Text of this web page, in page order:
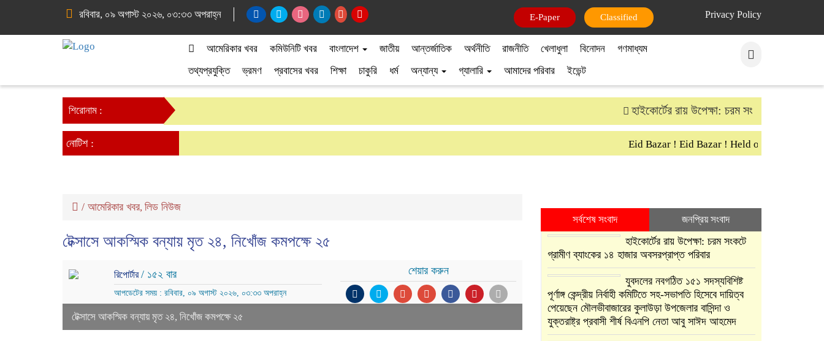
রবিবার, ০৯ অগাস্ট ২০২৬, ০৩:৩৩ অপরাহ্ন Privacy Policy
E-Paper Classified
আমেরিকার খবর কমিউনিটি খবর বাংলাদেশ জাতীয় আন্তর্জাতিক অর্থনীতি রাজনীতি খেলাধুলা বিনোদন
গণমাধ্যম
তথ্যপ্রযুক্তি
ভ্রমণ প্রবাসের খবর শিক্ষা চাকুরি ধর্ম অন্যান্য গ্যালারি আমাদের পরিবার ইভেন্ট
শিরোনাম : হাইকোর্টের রায় উপেক্ষা: চরম সংকটে গ্রামীণ
নোটিশ : Eid Bazar ! Eid Bazar ! Held on 30th March
/ আমেরিকার খবর, লিড নিউজ
টেক্সাসে আকস্মিক বন্যায় মৃত ২৪, নিখোঁজ কমপক্ষে ২৫
রিপোর্টার/ ১৫২ বার
আপডেটের সময় : রবিবার, ০৯ অগাস্ট ২০২৬, ০৩:৩৩ অপরাহ্ন
শেয়ার করুন
টেক্সাসে আকস্মিক বন্যায় মৃত ২৪, নিখোঁজ কমপক্ষে ২৫
সর্বশেষ সংবাদ জনপ্রিয় সংবাদ
হাইকোর্টের রায় উপেক্ষা: চরম সংকটে
গ্রামীণ ব্যাংকের ১৪ হাজার অবসরপ্রাপ্ত পরিবার
যুবদলের নবগঠিত ১৫১ সদস্যবিশিষ্ট
পূর্ণাঙ্গ কেন্দ্রীয় নির্বাহী কমিটিতে সহ-সভাপতি হিসেবে দায়িত্ব
পেয়েছেন মৌলভীবাজারের কুলাউড়া উপজেলার বাসিন্দা ও
যুক্তরাষ্ট্র প্রবাসী শীর্ষ বিএনপি নেতা আবু সাঈদ আহমেদ